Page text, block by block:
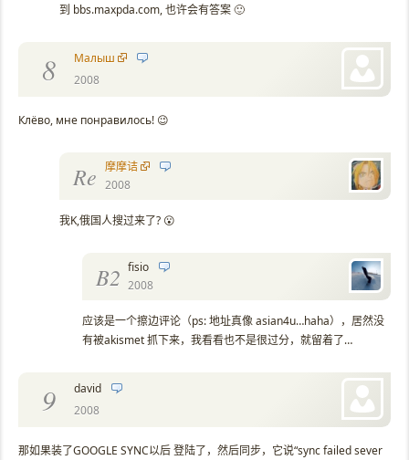
到 bbs.maxpda.com, 也许会有答案 🙂
8
Малыш
2008
Клёво, мне понравилось! 😉
Re 摩摩诘
2008
我K,俄国人搜过来了? 😮
B2 fisio
2008
应该是一个擦边评论（ps: 地址真像 asian4u…haha），居然没
有被akismet 抓下来，我看看也不是很过分，就留着了…
9
david
2008
那如果装了GOOGLE SYNC以后 登陆了，然后同步，它说“sync failed sever